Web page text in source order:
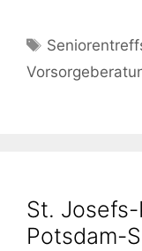
Schlagwörter
St.
Potsdam-